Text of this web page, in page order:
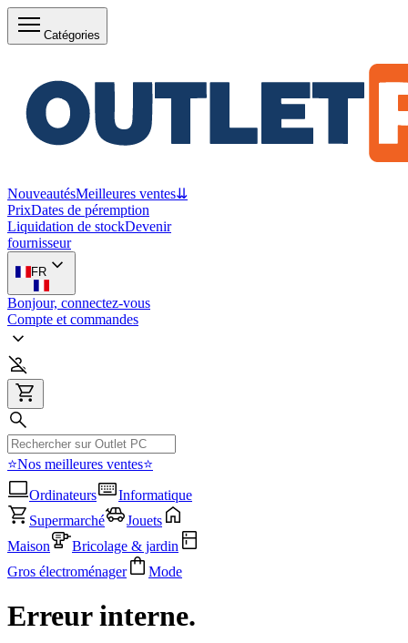
Catégories
NouveautésMeilleures ventes⇊
PrixDates de péremption
Liquidation de stockDevenir
fournisseur
FR
Bonjour, connectez-vous
Compte et commandes
⭐Nos meilleures ventes⭐
Ordinateurs
Informatique
Supermarché
Jouets
Maison
Bricolage & jardin
Gros électroménager
Mode
Erreur interne.